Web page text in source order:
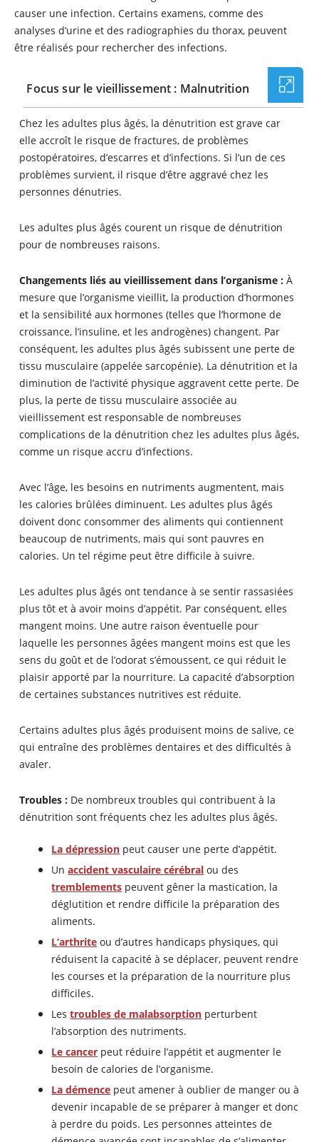
causer une infection. Certains examens, comme des
analyses d’urine et des radiographies du thorax, peuvent
être réalisés pour rechercher des infections.
Focus sur le vieillissement : Malnutrition
Chez les adultes plus âgés, la dénutrition est grave car
elle accroît le risque de fractures, de problèmes
postopératoires, d’escarres et d’infections. Si l’un de ces
problèmes survient, il risque d’être aggravé chez les
personnes dénutries.
Les adultes plus âgés courent un risque de dénutrition
pour de nombreuses raisons.
Changements liés au vieillissement dans l’organisme : À
mesure que l’organisme vieillit, la production d’hormones
et la sensibilité aux hormones (telles que l’hormone de
croissance, l’insuline, et les androgènes) changent. Par
conséquent, les adultes plus âgés subissent une perte de
tissu musculaire (appelée sarcopénie). La dénutrition et la
diminution de l’activité physique aggravent cette perte. De
plus, la perte de tissu musculaire associée au
vieillissement est responsable de nombreuses
complications de la dénutrition chez les adultes plus âgés,
comme un risque accru d’infections.
Avec l’âge, les besoins en nutriments augmentent, mais
les calories brûlées diminuent. Les adultes plus âgés
doivent donc consommer des aliments qui contiennent
beaucoup de nutriments, mais qui sont pauvres en
calories. Un tel régime peut être difficile à suivre.
Les adultes plus âgés ont tendance à se sentir rassasiées
plus tôt et à avoir moins d’appétit. Par conséquent, elles
mangent moins. Une autre raison éventuelle pour
laquelle les personnes âgées mangent moins est que les
sens du goût et de l’odorat s’émoussent, ce qui réduit le
plaisir apporté par la nourriture. La capacité d’absorption
de certaines substances nutritives est réduite.
Certains adultes plus âgés produisent moins de salive, ce
qui entraîne des problèmes dentaires et des difficultés à
avaler.
Troubles : De nombreux troubles qui contribuent à la
dénutrition sont fréquents chez les adultes plus âgés.
La dépression peut causer une perte d’appétit.
Unaccident vasculaire cérébral ou des
tremblements peuvent gêner la mastication, la
déglutition et rendre difficile la préparation des
aliments.
L’arthrite ou d’autres handicaps physiques, qui
réduisent la capacité à se déplacer, peuvent rendre
les courses et la préparation de la nourriture plus
difficiles.
Lestroubles de malabsorption perturbent
l’absorption des nutriments.
Le cancer peut réduire l’appétit et augmenter le
besoin de calories de l’organisme.
La démence peut amener à oublier de manger ou à
devenir incapable de se préparer à manger et donc
à perdre du poids. Les personnes atteintes de